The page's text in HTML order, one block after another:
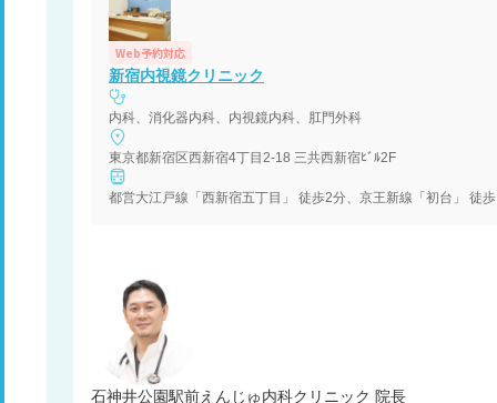
Web予約対応
新宿内視鏡クリニック
内科、消化器内科、内視鏡内科、肛門外科
東京都新宿区西新宿4丁目2-18 三共西新宿ﾋﾞﾙ2F
都営大江戸線「西新宿五丁目」 徒歩2分、京王新線「初台」 徒
石神井公園駅前えんじゅ内科クリニック 院長